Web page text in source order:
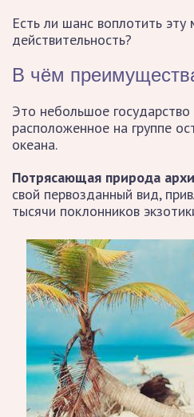
Есть ли шанс воплотить эту
действительность?
В чём
Это небольшое
расположенное на группе
океана.
Потрясающая природа
свой первозданный вид,
тысячи поклонников